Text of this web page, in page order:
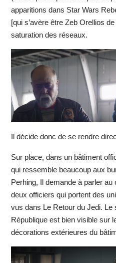
apparitions dans Star Wars
[qui s’avère être Zeb Orellios de
saturation des réseaux.
Il décide donc de se rendre
Sur place, dans un bâtiment
qui ressemble beaucoup aux
Perhing, Il demande à parler
deux officiers qui portent des
vus dans Le Retour du Jedi. Le
République est bien visible sur
décorations extérieures du